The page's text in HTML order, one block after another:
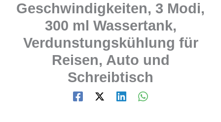
Geschwindigkeiten, 3 Modi,
300 ml Wassertank,
Verdunstungskühlung für
Reisen, Auto und
Schreibtisch